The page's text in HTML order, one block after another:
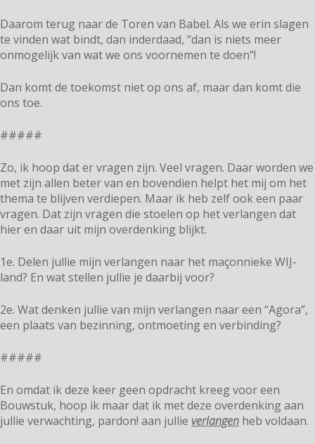
Daarom terug naar de Toren van Babel. Als we erin slagen
te vinden wat bindt, dan inderdaad, “dan is niets meer
onmogelijk van wat we ons voornemen te doen”!
Dan komt de toekomst niet op ons af, maar dan komt die
ons toe.
#####
Zo, ik hoop dat er vragen zijn. Veel vragen. Daar worden we
met zijn allen beter van en bovendien helpt het mij om het
thema te blijven verdiepen. Maar ik heb zelf ook een paar
vragen. Dat zijn vragen die stoelen op het verlangen dat
hier en daar uit mijn overdenking blijkt.
1e. Delen jullie mijn verlangen naar het maçonnieke WIJ-
land? En wat stellen jullie je daarbij voor?
2e. Wat denken jullie van mijn verlangen naar een “Agora”,
een plaats van bezinning, ontmoeting en verbinding?
#####
En omdat ik deze keer geen opdracht kreeg voor een
Bouwstuk, hoop ik maar dat ik met deze overdenking aan
jullie verwachting, pardon! aan jullie verlangen heb voldaan.